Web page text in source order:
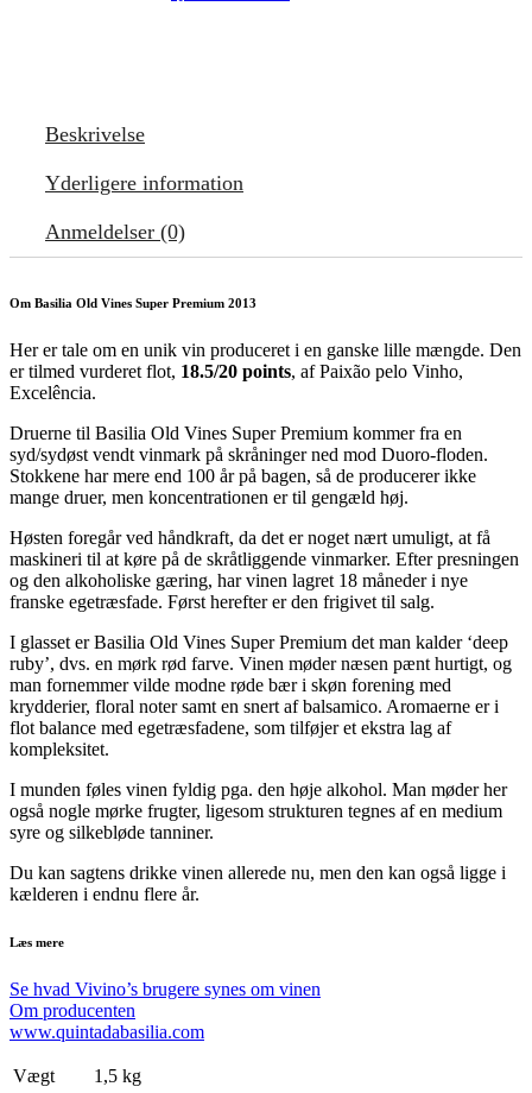
Beskrivelse
Yderligere information
Anmeldelser (0)
Om Basilia Old Vines Super Premium 2013
Her er tale om en unik vin produceret i en ganske lille mængde. Den
er tilmed vurderet flot, 18.5/20 points, af Paixão pelo Vinho,
Excelência.
Druerne til Basilia Old Vines Super Premium kommer fra en
syd/sydøst vendt vinmark på skråninger ned mod Duoro-floden.
Stokkene har mere end 100 år på bagen, så de producerer ikke
mange druer, men koncentrationen er til gengæld høj.
Høsten foregår ved håndkraft, da det er noget nært umuligt, at få
maskineri til at køre på de skråtliggende vinmarker. Efter presningen
og den alkoholiske gæring, har vinen lagret 18 måneder i nye
franske egetræsfade. Først herefter er den frigivet til salg.
I glasset er Basilia Old Vines Super Premium det man kalder ‘deep
ruby’, dvs. en mørk rød farve. Vinen møder næsen pænt hurtigt, og
man fornemmer vilde modne røde bær i skøn forening med
krydderier, floral noter samt en snert af balsamico. Aromaerne er i
flot balance med egetræsfadene, som tilføjer et ekstra lag af
kompleksitet.
I munden føles vinen fyldig pga. den høje alkohol. Man møder her
også nogle mørke frugter, ligesom strukturen tegnes af en medium
syre og silkebløde tanniner.
Du kan sagtens drikke vinen allerede nu, men den kan også ligge i
kælderen i endnu flere år.
Læs mere
Se hvad Vivino’s brugere synes om vinen
Om producenten
www.quintadabasilia.com
Vægt
1,5 kg